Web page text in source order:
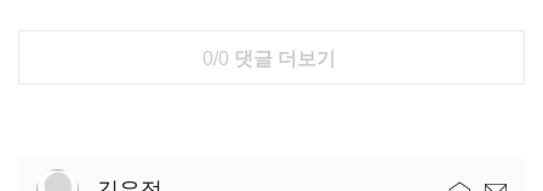
0/0 댓글 더보기